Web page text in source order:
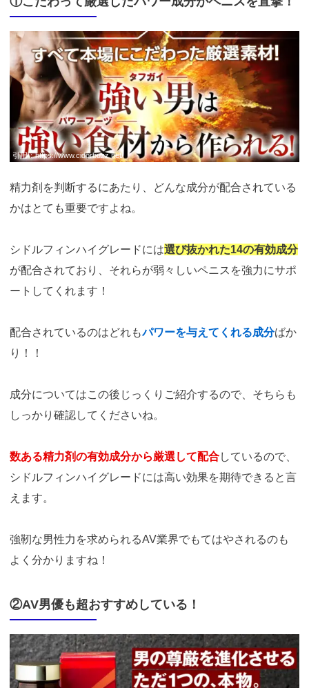
https://fam-
ad.com/ad/p/r?
_site=67781&_article=13980
引用：https://www.cidorbuzz.net/
精力剤を判断するにあたり、どんな成分が配合されている
かはとても重要ですよね。
シドルフィンハイグレードには選び抜かれた14の有効成分
が配合されており、それらが弱々しいペニスを強力にサポ
ートしてくれます！
配合されているのはどれもパワーを与えてくれる成分ばか
り！！
成分についてはこの後じっくりご紹介するので、そちらも
しっかり確認してくださいね。
数ある精力剤の有効成分から厳選して配合しているので、
シドルフィンハイグレードには高い効果を期待できると言
えます。
強靭な男性力を求められるAV業界でもてはやされるのも
よく分かりますね！
②AV男優も超おすすめしている！
https://fam-
ad.com/ad/p/r?
_site=67781&_article=13980